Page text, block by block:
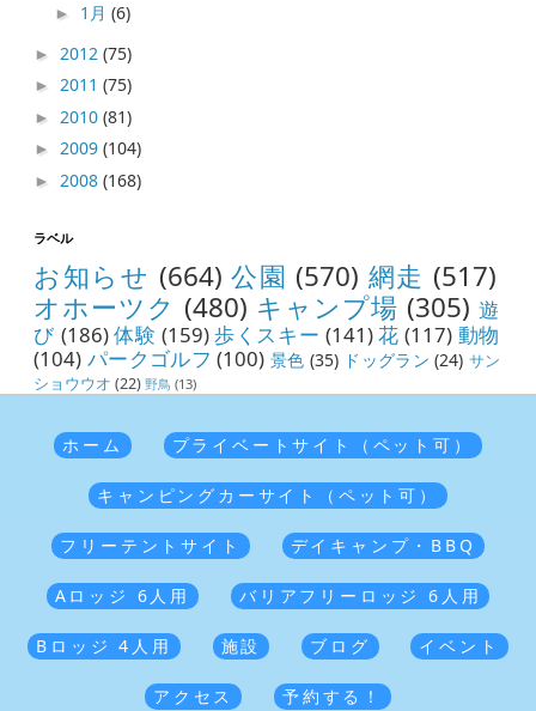
► 1月(6)
► 2012(75)
►2011(75)
► 2010(81)
►2009(104)
► 2008(168)
ラベル
お知らせ (664) 公園 (570) 網走 (517)
オホーツク (480) キャンプ場 (305) 遊
び (186)体験 (159)歩くスキー (141)花 (117) 動物
(104) パークゴルフ (100) 景色 (35) ドッグラン (24) サン
ショウウオ (22) 野鳥 (13)
ホーム プライベートサイト（ペット可）
キャンピングカーサイト（ペット可）
フリーテントサイト デイキャンプ・BBQ
Aロッジ 6人用 バリアフリーロッジ 6人用
Bロッジ 4人用 施設 ブログ イベント
アクセス 予約する！